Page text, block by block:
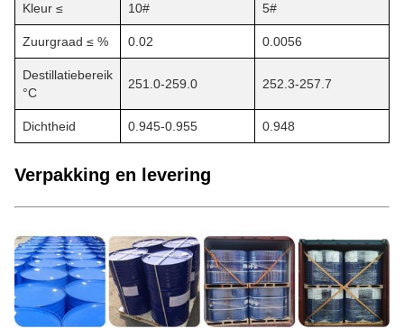
Kleur ≤ 10# 5#
Zuurgraad ≤ % 0.02 0.0056
Destillatiebereik
°C
251.0-259.0 252.3-257.7
Dichtheid 0.945-0.955 0.948
Verpakking en levering